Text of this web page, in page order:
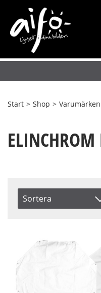
Start > Shop > Varumärken
ELINCHROM
Sortera
Inkl. Moms